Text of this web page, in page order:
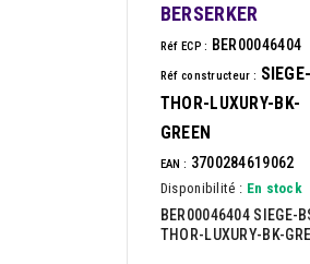
BERSERKER
Réf ECP : BER00046404
Réf constructeur :
THOR-LUXURY-BK-
GREEN
EAN : 3700284619062
Disponibilité : En stock
BER00046404 SIEGE-
THOR-LUXURY-BK-